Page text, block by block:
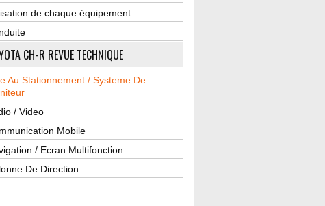
de chaque équipement
CH-R REVUE TECHNIQUE
Au Stationnement / Systeme De
/ Video
Mobile
/ Ecran Multifonction
De Direction